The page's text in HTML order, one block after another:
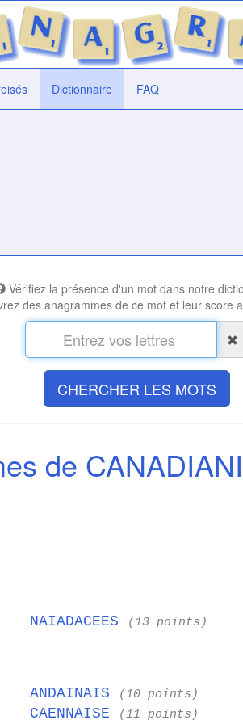
Dictionnaire FAQ
Vérifiez la présence d'un mot dans notre
des anagrammes de ce mot et leur score
CHERCHER LES MOTS
de
NAIADACEES (13 points)
ANDAINAIS (10 points)
CAENNAISE (11 points)